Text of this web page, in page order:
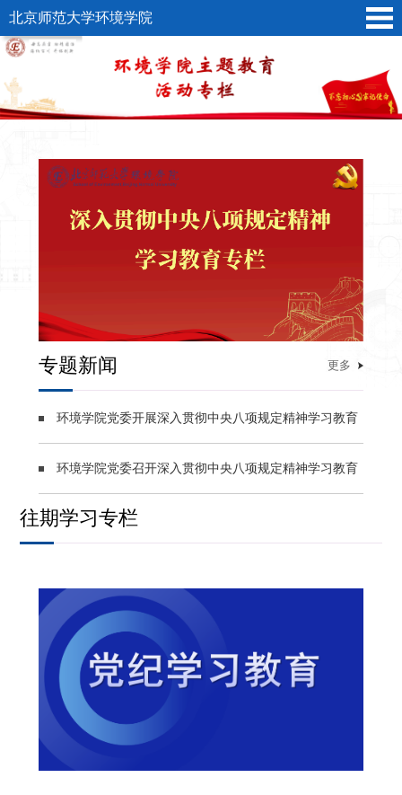
北京师范大学环境学院
专题新闻 更多
环境学院党委开展深入贯彻中央八项规定精神学习教育
专题党课
环境学院党委召开深入贯彻中央八项规定精神学习教育
启动部署会
往期学习专栏